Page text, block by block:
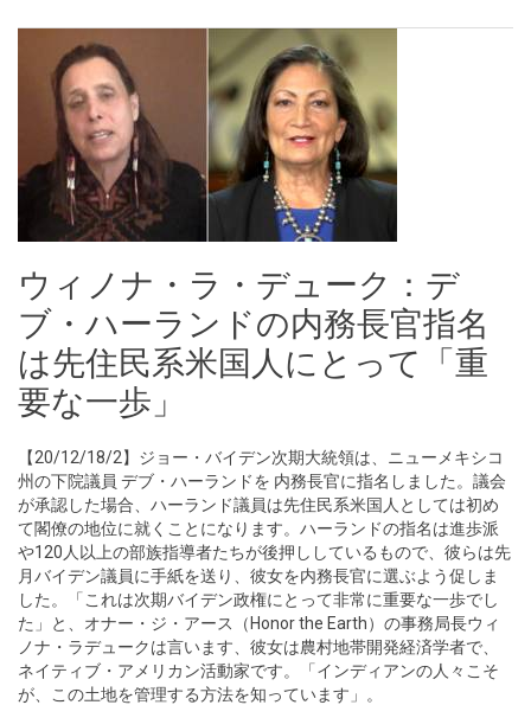
ウィノナ・ラ・デューク：デ
ブ・ハーランドの内務長官指名
は先住民系米国人にとって「重
要な一歩」
【20/12/18/2】ジョー・バイデン次期大統領は、ニューメキシコ
州の下院議員 デブ・ハーランドを 内務長官に指名しました。議会
が承認した場合、ハーランド議員は先住民系米国人としては初め
て閣僚の地位に就くことになります。ハーランドの指名は進歩派
や120人以上の部族指導者たちが後押ししているもので、彼らは先
月バイデン議員に手紙を送り、彼女を内務長官に選ぶよう促しま
した。「これは次期バイデン政権にとって非常に重要な一歩でし
た」と、オナー・ジ・アース（Honor the Earth）の事務局長ウィ
ノナ・ラデュークは言います、彼女は農村地帯開発経済学者で、
ネイティブ・アメリカン活動家です。「インディアンの人々こそ
が、この土地を管理する方法を知っています」。